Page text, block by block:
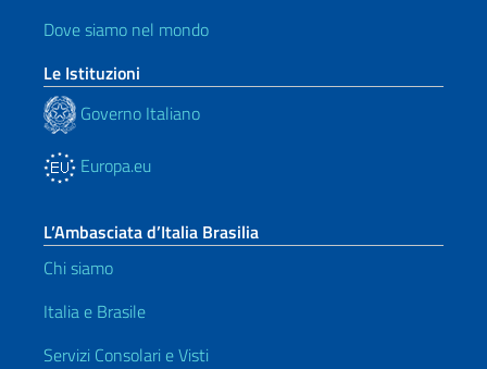
Dove siamo nel mondo
Le Istituzioni
Governo Italiano
Europa.eu
L’Ambasciata d’Italia Brasilia
Chi siamo
Italia e Brasile
Servizi Consolari e Visti